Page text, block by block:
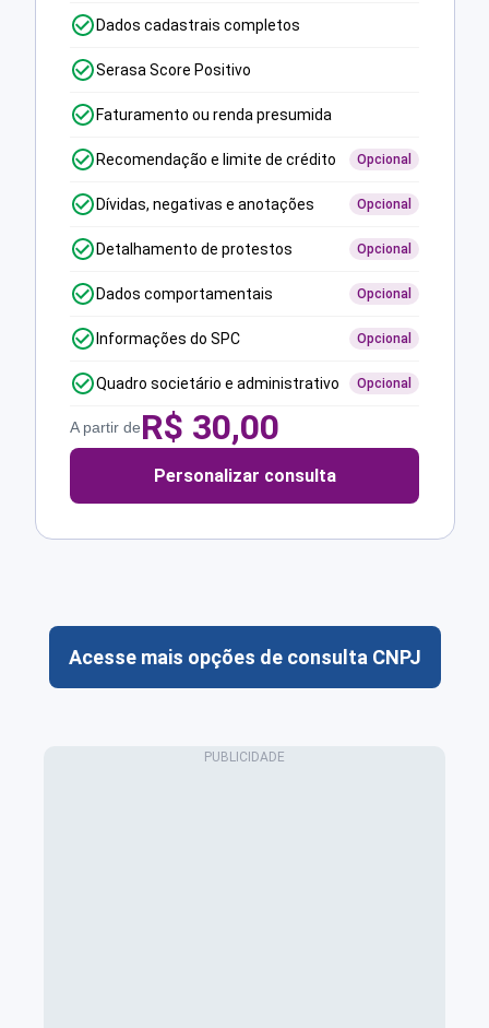
Dados cadastrais completos
Serasa Score Positivo
Faturamento ou renda presumida
Recomendação e limite de crédito Opcional
Dívidas, negativas e anotações Opcional
Detalhamento de protestos Opcional
Dados comportamentais Opcional
Informações do SPC Opcional
Quadro societário e administrativo Opcional
A partir deR$ 30,00
Personalizar consulta
Acesse mais opções de consulta CNPJ